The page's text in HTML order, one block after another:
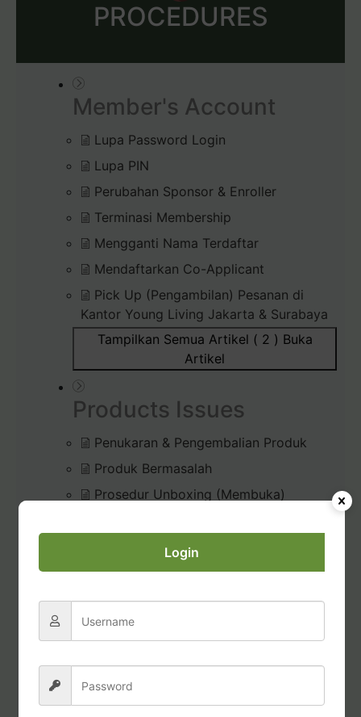
PROCEDURES
Member's Account
Lupa Password Login
Lupa PIN
Perubahan Sponsor & Enroller
Terminasi Membership
Mengganti Nama Terdaftar
Mendaftarkan Co-Applicant
Pick Up (Pengambilan) Pesanan di
Kantor Young Living Jakarta & Surabaya
Tampilkan Semua Artikel ( 2 ) Buka
Artikel
Products Issues
Penukaran & Pengembalian Produk
Produk Bermasalah
Prosedur Unboxing (Membuka)
Pembayaran Bonus Komisi
Login